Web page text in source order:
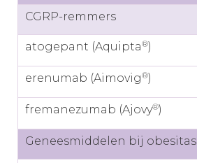
CGRP-remmers
atogepant (Aquipta®)
erenumab (Aimovig®)
fremanezumab (Ajovy®)
Geneesmiddelen bij obesitas